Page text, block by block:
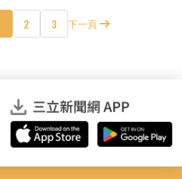
2 3 下一頁